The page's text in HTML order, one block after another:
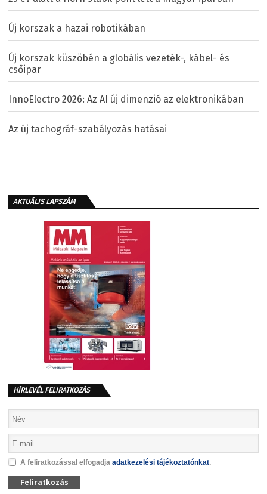
Új korszak a hazai robotikában
Új korszak küszöbén a globális vezeték-, kábel- és
csőipar
InnoElectro 2026: Az AI új dimenzió az elektronikában
Az új tachográf-szabályozás hatásai
AKTUÁLIS LAPSZÁM
HÍRLEVÉL FELIRATKOZÁS
A feliratkozással elfogadja adatkezelési tájékoztatónkat.
Feliratkozás